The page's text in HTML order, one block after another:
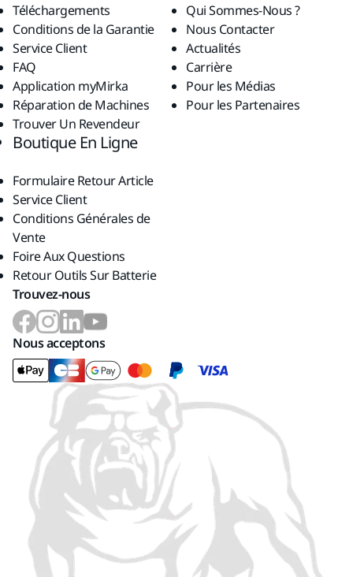
Téléchargements
Conditions de la Garantie
Service Client
FAQ
Application myMirka
Réparation de Machines
Trouver Un Revendeur
Qui Sommes-Nous ?
Nous Contacter
Actualités
Carrière
Pour les Médias
Pour les Partenaires
Boutique En Ligne
Formulaire Retour Article
Service Client
Conditions Générales de
Vente
Foire Aux Questions
Retour Outils Sur Batterie
Trouvez-nous
Nous acceptons